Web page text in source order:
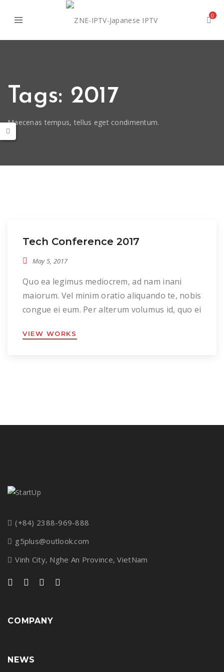
0
Tags: 2017
Maecenas tempus, tellus eget condimentum.
Tech Conference 2017
May 5, 2017
Quo ea legimus mediocrem, ad nam inani
maiorum. Vel minim oratio aliquando te, nobis
congue ei eum. Per alterum volumus id, quo ei
percipitur intellegam eum. Ex his enim
VIEW WORKS
(+84) 2388-969-888
g5plus@outlook.com
Vinh City, Nghe An Province, VietNam
COMPANY
NEWS